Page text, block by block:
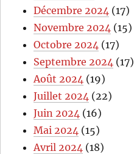
Décembre 2024 (17)
Novembre 2024 (15)
Octobre 2024 (17)
Septembre 2024 (17)
Août 2024 (19)
Juillet 2024 (22)
Juin 2024 (16)
Mai 2024 (15)
Avril 2024 (18)